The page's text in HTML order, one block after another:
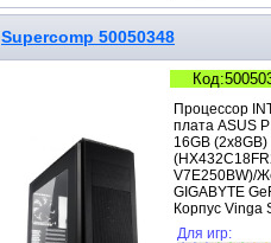
Supercomp 50050348
Процессор
плата ASUS
16GB
V7E250BW)/
GIGABYTE
Корпус Vinga
Для игр: